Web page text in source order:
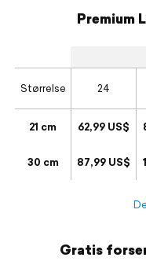
Premium
Størrelse 24
21 cm 62,99 US$
30 cm 87,99 US$
Gratis